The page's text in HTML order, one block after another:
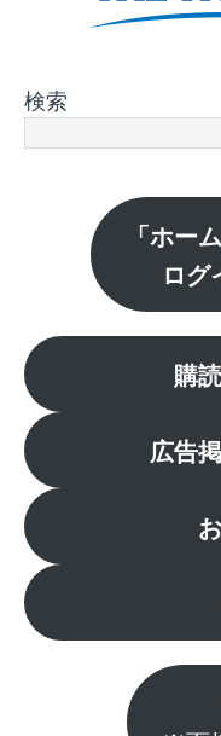
検索
「ホー
ログ
購
広告